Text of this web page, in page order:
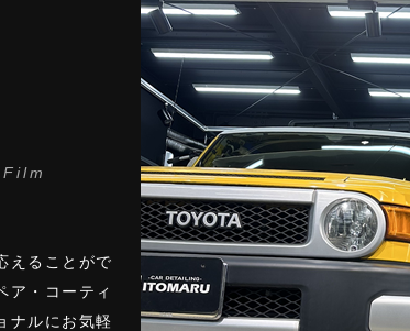
えることがで
ア・コーティ
ナルにお気軽